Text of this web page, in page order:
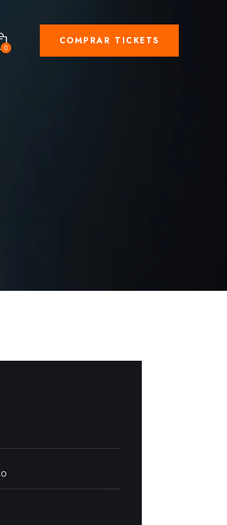
0
COMPRAR TICKETS